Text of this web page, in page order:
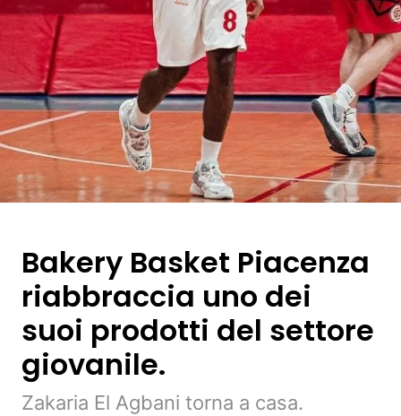
Bakery Basket Piacenza
riabbraccia uno dei
suoi prodotti del settore
giovanile.
Zakaria El Agbani torna a casa.